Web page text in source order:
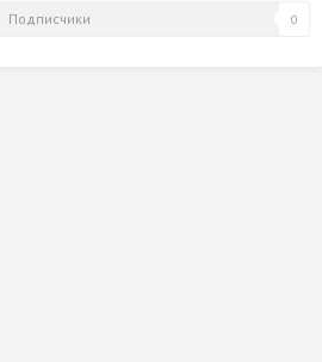
Подписчики 0